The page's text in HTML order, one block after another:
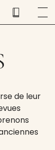
de leur